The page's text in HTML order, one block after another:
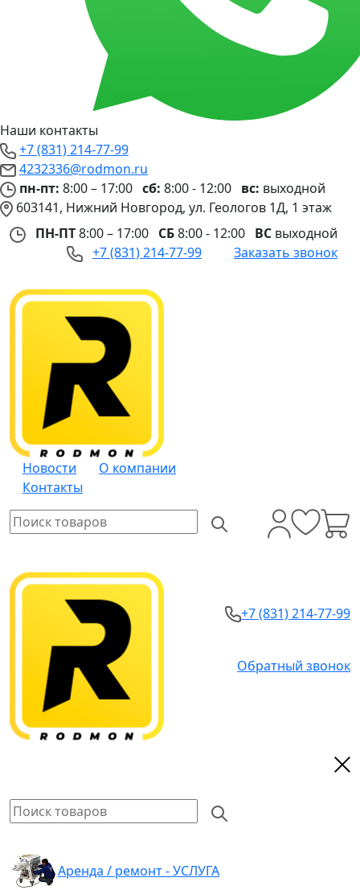
Наши контакты
+7 (831) 214-77-99
4232336@rodmon.ru
пн-пт: 8:00 – 17:00 сб: 8:00 - 12:00 вс: выходной
603141, Нижний Новгород, ул. Геологов 1Д, 1 этаж
ПН-ПТ8:00 – 17:00 СБ8:00 - 12:00 ВС выходной
+7 (831) 214-77-99
Заказать звонок
Новости
О компании
Контакты
+7 (831) 214-77-99
Обратный звонок
Аренда / ремонт - УСЛУГА